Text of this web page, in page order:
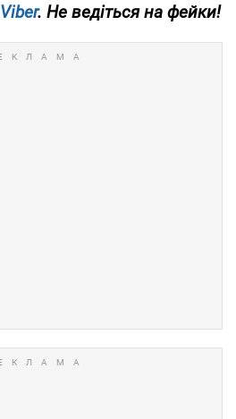
Viber. Не ведіться на фейки!